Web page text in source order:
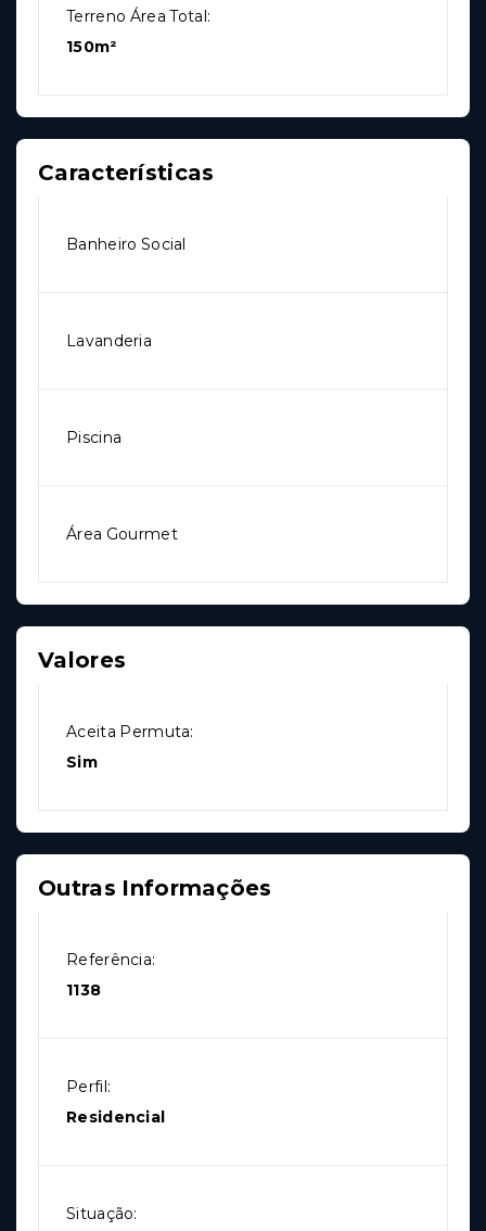
Terreno Área Total:
150m²
Características
Banheiro Social
Lavanderia
Piscina
Área Gourmet
Valores
Aceita Permuta:
Sim
Outras Informações
Referência:
1138
Perfil:
Residencial
Situação: